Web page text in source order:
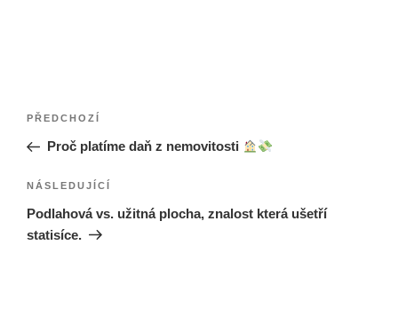
Navigace
příspěvek
Předchozí
příspěvek
PŘEDCHOZÍ
Proč platíme daň z nemovitosti
Následující
příspěvek
NÁSLEDUJÍCÍ
Podlahová vs. užitná plocha, znalost která ušetří
statisíce.